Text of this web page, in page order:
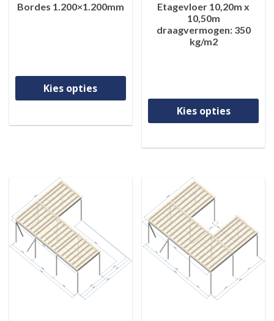
Bordes 1.200×1.200mm
Kies opties
Etagevloer 10,20m x
10,50m
draagvermogen: 350
kg/m2
Kies opties